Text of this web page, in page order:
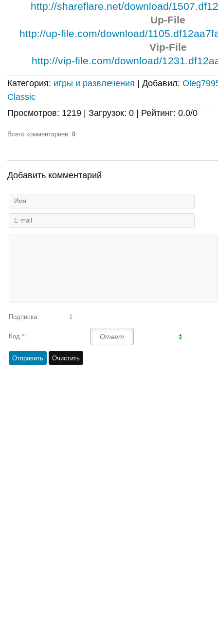
http://shareflare.net/download/
Up-File
http://up-file.com/download/
Vip-File
http://vip-file.com/download/
Категория: игры и развлечения Добавил:
Classic
Просмотров: 1219 Загрузок: 0 Рейтинг: 0.0/0
Всего комментариев: 0
Добавить комментарий
Подписка: 1
Код *: